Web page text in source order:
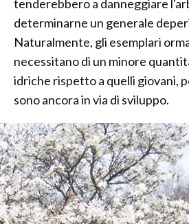
tenderebbero a danneggiare
determinarne un generale
Naturalmente, gli esemplari
necessitano di un minore
idriche rispetto a quelli giovani,
sono ancora in via di sviluppo.